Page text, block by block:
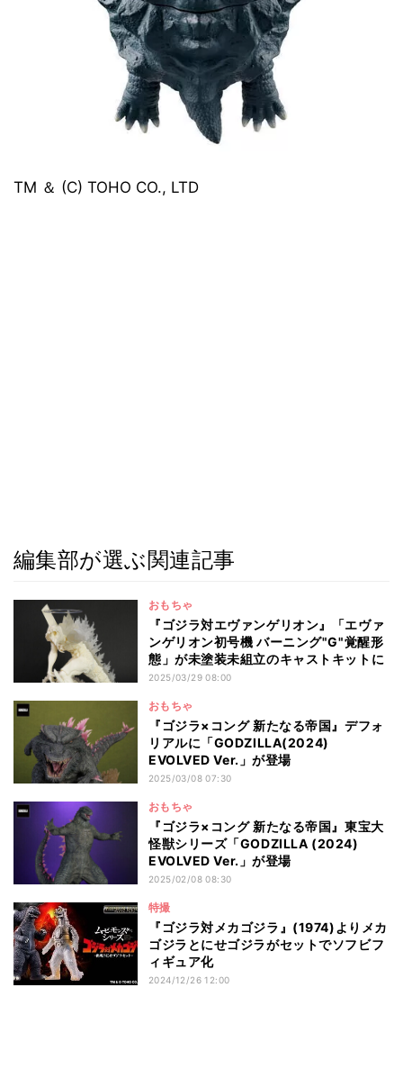
TM ＆ (C) TOHO CO., LTD
編集部が選ぶ関連記事
おもちゃ
『ゴジラ対エヴァンゲリオン』「エヴァ
ンゲリオン初号機 バーニング"G"覚醒形
態」が未塗装未組立のキャストキットに
2025/03/29 08:00
おもちゃ
『ゴジラ×コング 新たなる帝国』デフォ
リアルに「GODZILLA(2024)
EVOLVED Ver.」が登場
2025/03/08 07:30
おもちゃ
『ゴジラ×コング 新たなる帝国』東宝大
怪獣シリーズ「GODZILLA (2024)
EVOLVED Ver.」が登場
2025/02/08 08:30
特撮
『ゴジラ対メカゴジラ』(1974)よりメカ
ゴジラとにせゴジラがセットでソフビフ
ィギュア化
2024/12/26 12:00